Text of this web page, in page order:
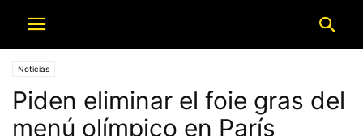
Noticias
Piden eliminar el foie gras del
menú olímpico en París